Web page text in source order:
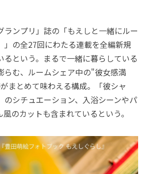
ンプリ」誌の「もえしと一緒にルー
」の全27回にわたる連載を全編新規
るという。まるで一緒に暮らしている
らむ、ルームシェア中の"彼女感満
まとめて味わえる構成。「彼シャ
のシチュエーション、入浴シーンやパ
のカットも含まれているという。